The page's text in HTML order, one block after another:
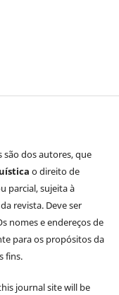
dos autores, que
o direito de
parcial, sujeita à
revista. Deve ser
nomes e endereços de
para os propósitos da
fins.
journal site will be